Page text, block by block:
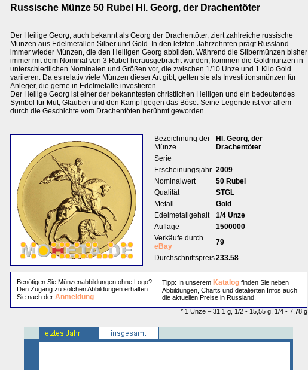
Russische Münze 50 Rubel Hl. Georg, der Drachentöter
Der Heilige Georg, auch bekannt als Georg der Drachentöter, ziert zahlreiche russische
Münzen aus Edelmetallen Silber und Gold. In den letzten Jahrzehnten prägt Russland
immer wieder Münzen, die den Heiligen Georg abbilden. Während die Silbermünzen bisher
immer mit dem Nominal von 3 Rubel herausgebracht wurden, kommen die Goldmünzen in
unterschiedlichen Nominalen und Größen vor, die zwischen 1/10 Unze und 1 Kilo Gold
variieren. Da es relativ viele Münzen dieser Art gibt, gelten sie als Investitionsmünzen für
Anleger, die gerne in Edelmetalle investieren.
Der Heilige Georg ist einer der bekanntesten christlichen Heiligen und ein bedeutendes
Symbol für Mut, Glauben und den Kampf gegen das Böse. Seine Legende ist vor allem
durch die Geschichte vom Drachentöten berühmt geworden.
Bezeichnung der
Münze
Hl. Georg, der
Drachentöter
Serie
Erscheinungsjahr 2009
Nominalwert
50 Rubel
Qualität
STGL
Metall
Gold
Edelmetallgehalt
1/4 Unze
Auflage
1500000
Verkäufe durch
eBay
79
Durchschnittspreis233.58
Benötigen Sie Münzenabbildungen ohne Logo?
Den Zugang zu solchen Abbildungen erhalten
Sie nach der Anmeldung.
Tipp: In unserem Katalogfinden Sie neben
Abbildungen, Charts und detalierten Infos auch
die aktuellen Preise in Russland.
* 1 Unze – 31,1 g, 1/2 - 15,55 g, 1/4 - 7,78 g